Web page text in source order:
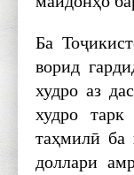
Ба
ворид
худро аз
худро
таҳмилӣ ба
доллари